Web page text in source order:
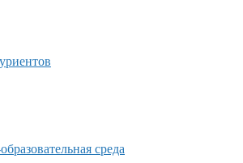
среда